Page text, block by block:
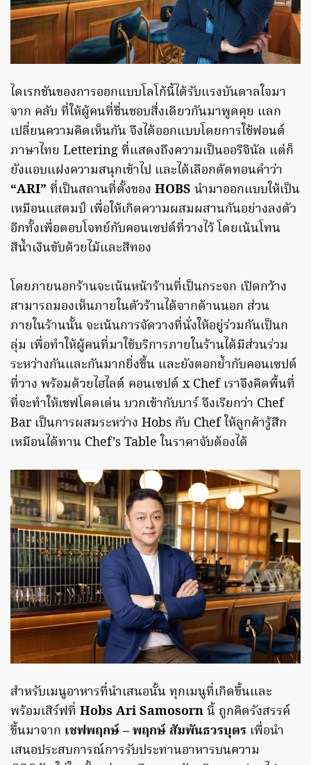
ไดเรกชันของการออกแบบโลโก้นี้ได้รับแรงบันดาลใจมา
จาก คลับ ที่ให้ผู้คนที่ชื่นชอบสิ่งเดียวกันมาพูดคุย แลก
เปลี่ยนความคิดเห็นกัน จึงได้ออกแบบโดยการใช้ฟอนต์
ภาษาไทย Lettering ที่แสดงถึงความเป็นออริจินัล แต่ก็
ยังแอบแฝงความสนุกเข้าไป และได้เลือกตัดทอนคำว่า
“ARI” ที่เป็นสถานที่ตั้งของ HOBS นำมาออกแบบให้เป็น
เหมือนแสตมป์ เพื่อให้เกิดความผสมผสานกันอย่างลงตัว
อีกทั้งเพื่อตอบโจทย์กับคอนเซปต์ที่วางไว้ โดยเน้นโทน
สีน้ำเงินขับด้วยไม้และสีทอง
โดยภายนอกร้านจะเน้นหน้าร้านที่เป็นกระจก เปิดกว้าง
สามารถมองเห็นภายในตัวร้านได้จากด้านนอก ส่วน
ภายในร้านนั้น จะเน้นการจัดวางที่นั่งให้อยู่ร่วมกันเป็นก
ลุ่ม เพื่อทำให้ผู้คนที่มาใช้บริการภายในร้านได้มีส่วนร่วม
ระหว่างกันและกันมากยิ่งขึ้น และยังตอกย้ำกับคอนเซปต์
ที่วาง พร้อมด้วยไฮไลต์ คอนเซปต์ x Chef เราจึงคิดพื้นที่
ที่จะทำให้เชฟโดดเด่น บวกเข้ากับบาร์ จึงเรียกว่า Chef
Bar เป็นการผสมระหว่าง Hobs กับ Chef ให้ลูกค้ารู้สึก
เหมือนได้ทาน Chef’s Table ในราคาจับต้องได้
สำหรับเมนูอาหารที่นำเสนอนั้น ทุกเมนูที่เกิดขึ้นและ
พร้อมเสิร์ฟที่ Hobs Ari Samosornนี้ ถูกคิดรังสรรค์
ขึ้นมาจาก เชฟพฤกษ์ – พฤกษ์ สัมพันธวรบุตร เพื่อนำ
เสนอประสบการณ์การรับประทานอาหารบนความ